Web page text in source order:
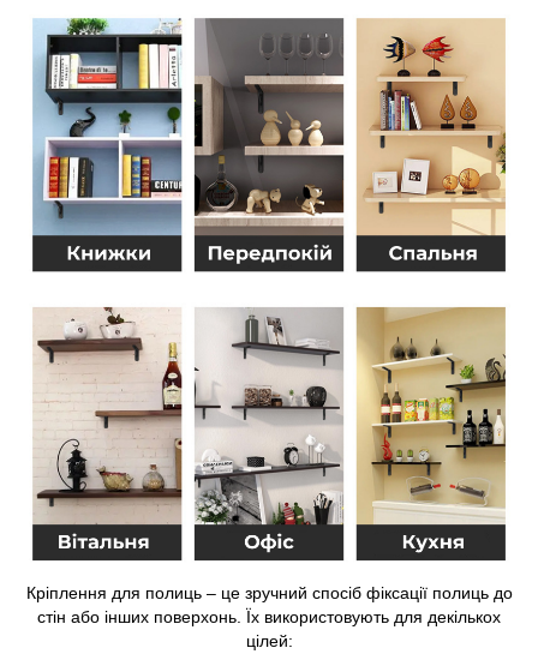
Кріплення для полиць – це зручний спосіб фіксації полиць до
стін або інших поверхонь. Їх використовують для декількох
цілей: